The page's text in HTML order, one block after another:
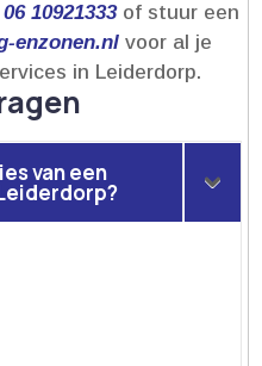
06 10921333of stuur een
enzonen.​nl voor al je
in Leiderdorp.​
van een